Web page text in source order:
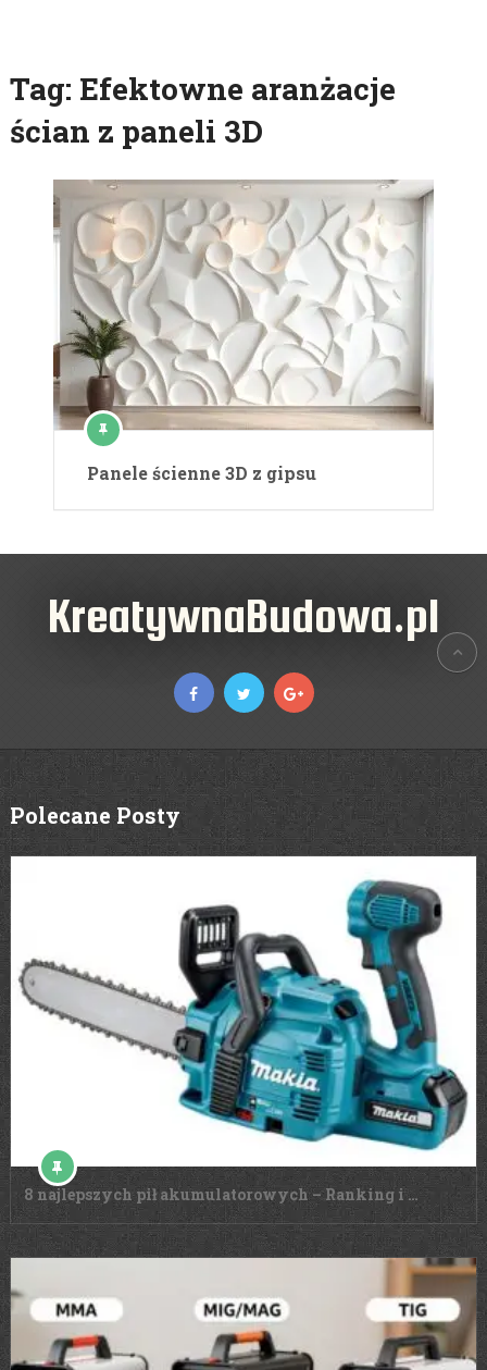
Tag: Efektowne aranżacje
ścian z paneli 3D
Panele ścienne 3D z gipsu
KreatywnaBudowa.pl
Polecane Posty
8 najlepszych pił akumulatorowych – Ranking i …